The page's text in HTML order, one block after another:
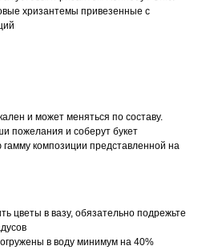
хризантемы привезенные с
и может меняться по составу.
пожелания и соберут букет
композиции представленной на
цветы в вазу, обязательно подрежьте
в воду минимум на 40%